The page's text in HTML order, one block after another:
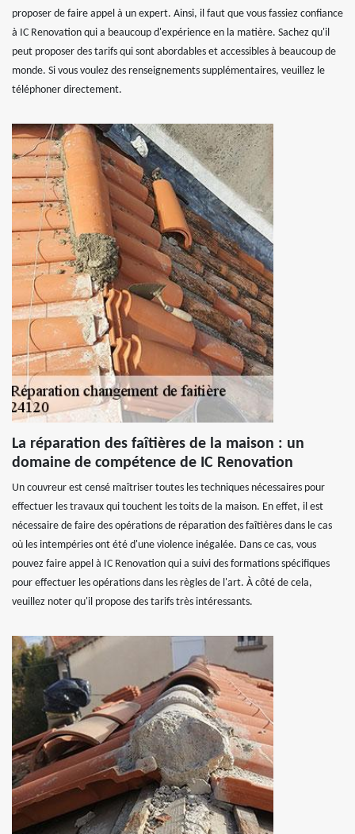
proposer de faire appel à un expert. Ainsi, il faut que vous fassiez confiance
à IC Renovation qui a beaucoup d'expérience en la matière. Sachez qu'il
peut proposer des tarifs qui sont abordables et accessibles à beaucoup de
monde. Si vous voulez des renseignements supplémentaires, veuillez le
téléphoner directement.
La réparation des faîtières de la maison : un
domaine de compétence de IC Renovation
Un couvreur est censé maîtriser toutes les techniques nécessaires pour
effectuer les travaux qui touchent les toits de la maison. En effet, il est
nécessaire de faire des opérations de réparation des faîtières dans le cas
où les intempéries ont été d'une violence inégalée. Dans ce cas, vous
pouvez faire appel à IC Renovation qui a suivi des formations spécifiques
pour effectuer les opérations dans les règles de l'art. À côté de cela,
veuillez noter qu'il propose des tarifs très intéressants.